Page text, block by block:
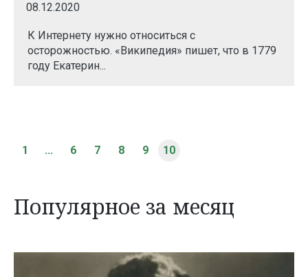
08.12.2020
К Интернету нужно относиться с
осторожностью. «Википедия» пишет, что в 1779
году Екатерин...
1 ... 6 7 8 9 10
Популярное за месяц